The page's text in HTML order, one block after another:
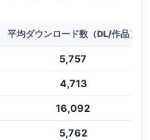
平均ダウンロード数（DL/作品）
5,757
4,713
16,092
5,762